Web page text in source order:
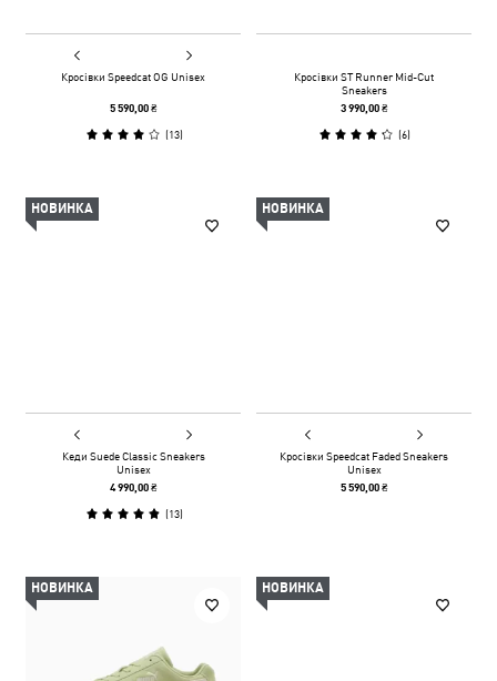
Кросівки Speedcat OG Unisex
5 590,00 ₴
(13)
Кросівки ST Runner Mid-Cut
Sneakers
3 990,00 ₴
(6)
НОВИНКА
Кеди Suede Classic Sneakers
Unisex
4 990,00 ₴
(13)
НОВИНКА
Кросівки Speedcat Faded Sneakers
Unisex
5 590,00 ₴
НОВИНКА НОВИНКА